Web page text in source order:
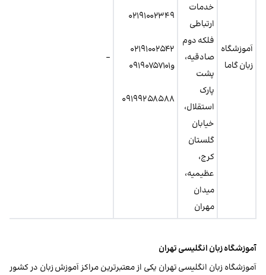
آموزشگاه
زبان گاما
خدمات
ارتباطی
فلکه دوم
صادقیه،
پشت
پارک
استقلال،
خیابان
گلستان
کرج،
عظیمیه،
میدان
مهران
۰۲۱۹۱۰۰۲۳۴۹
۰۲۱۹۱۰۰۲۵۴۲
و۰۹۱۹۰۷۵۷۱۰۱
۰۹۱۹۹۲۵۸۵۸۸
–
آموزشگاه زبان انگلیسی تهران
آموزشگاه زبان انگلیسی تهران یکی از معتبرترین مراکز آموزش زبان در کشور